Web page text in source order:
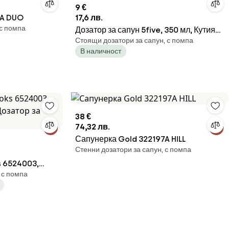
DUO
помпа
9 €
17,6 лв.
Дозатор за сапун 5five, 350 мл, Кутия
за дисплей
Стоящи дозатори за сапун, с помпа
В наличност
6524003,
за сапун,
с помпа
38 €
74,32 лв.
Сапунерка Gold 322197A HILL
Стенни дозатори за сапун, с помпа